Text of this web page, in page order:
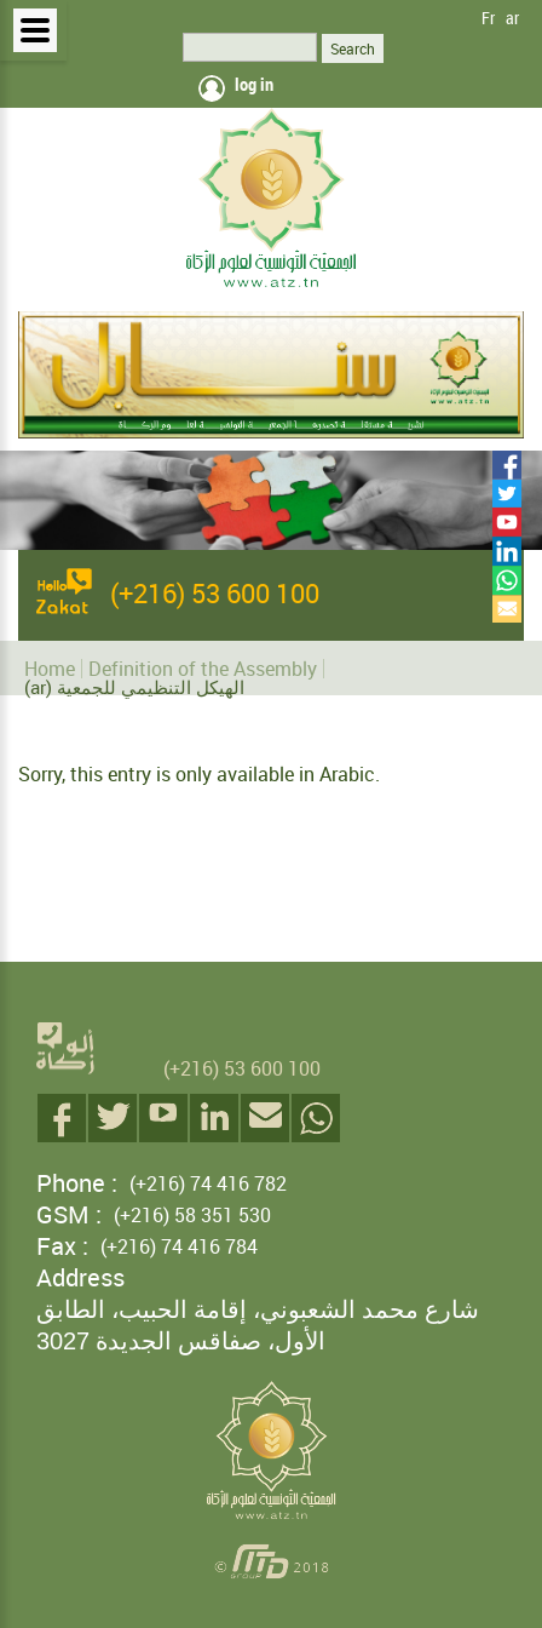
ar
Fr
log in
(+216) 53 600 100
Home Definition of the Assembly
(ar) الهيكل التنظيمي للجمعية
Sorry, this entry is only available in Arabic.
(+216) 53 600 100
Phone : (+216) 74 416 782
GSM : (+216) 58 351 530
Fax : (+216) 74 416 784
Address
شارع محمد الشعبوني، إقامة الحبيب، الطابق
الأول، صفاقس الجديدة 3027